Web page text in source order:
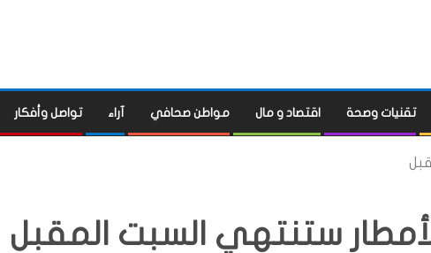
تقنيات وصحة اقتصاد و مال مواطن صحافي آراء تواصل وأفكار
ستنتهي السبت المقبل